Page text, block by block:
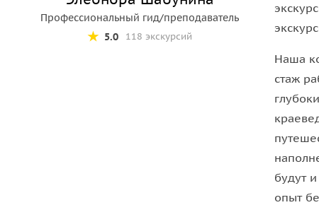
основным зданием.
Далее, наш путь будет лежать в знаменитый
перед вами предстанет история музея, его
, так и знаковые
Профессиональный гид/преподаватель
5.0
118 экскурсий
Наша
стаж
будут
опыт